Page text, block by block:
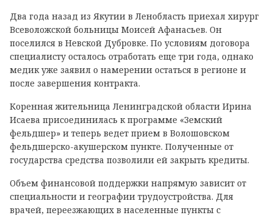
Два года назад из Якутии в Ленобласть приехал хирург
Всеволожской больницы Моисей Афанасьев. Он
поселился в Невской Дубровке. По условиям договора
специалисту осталось отработать еще три года, однако
медик уже заявил о намерении остаться в регионе и
после завершения контракта.
Коренная жительница Ленинградской области Ирина
Исаева присоединилась к программе «Земский
фельдшер» и теперь ведет прием в Волошовском
фельдшерско-акушерском пункте. Полученные от
государства средства позволили ей закрыть кредиты.
Объем финансовой поддержки напрямую зависит от
специальности и географии трудоустройства. Для
врачей, переезжающих в населенные пункты с